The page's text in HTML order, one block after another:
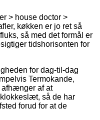
> house doctor >
køkken er jo ret så
så med det formål er
tidshorisonten for
for dag-til-dag
Termokande,
afhænger af at
så de har
forud for at de